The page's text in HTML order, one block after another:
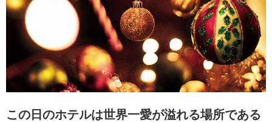
この日のホテルは世界一愛が溢れる場所である